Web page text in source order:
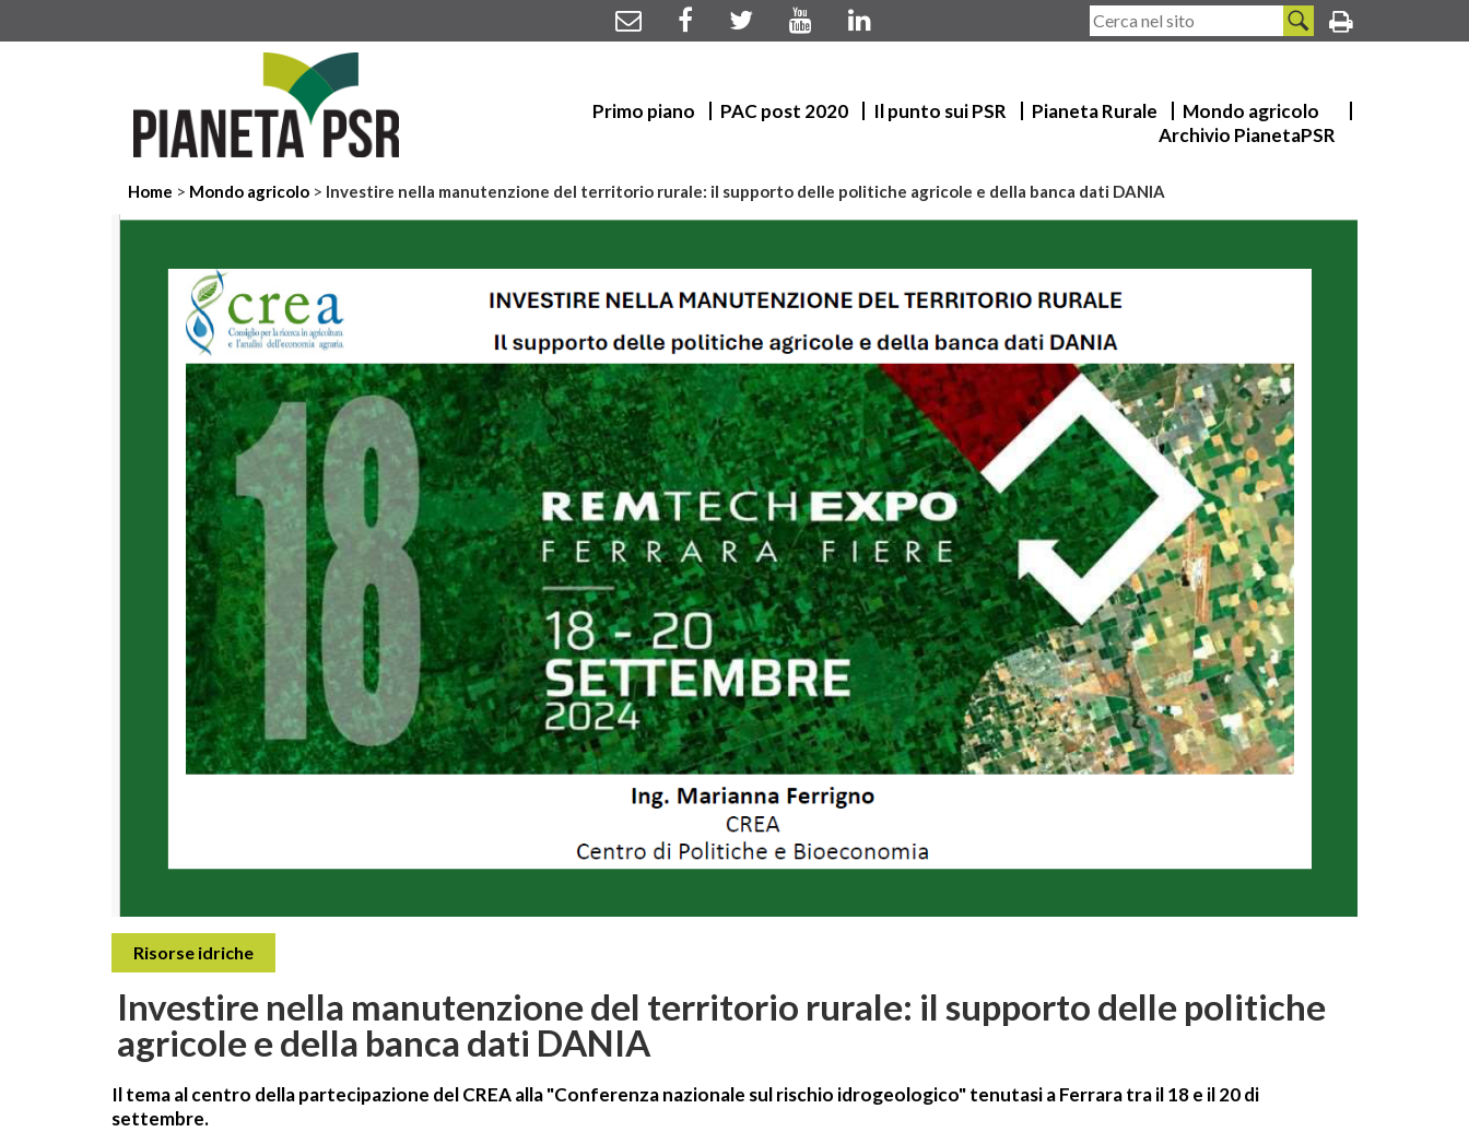
Primo piano PAC post 2020 Il punto sui PSR Pianeta Rurale
Mondo agricolo
Archivio PianetaPSR
Home > Mondo agricolo > Investire nella manutenzione del territorio rurale: il supporto delle politiche agricole e della banca dati DANIA
Risorse idriche
Investire nella manutenzione del territorio rurale: il supporto delle politiche
agricole e della banca dati DANIA
Il tema al centro della partecipazione del CREA alla "Conferenza nazionale sul rischio idrogeologico" tenutasi a Ferrara tra il 18 e il 20 di
settembre.